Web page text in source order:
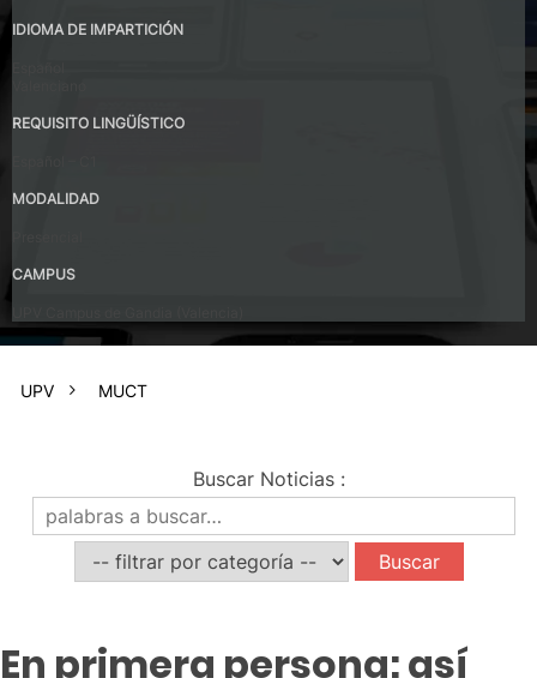
IDIOMA DE IMPARTICIÓN
REQUISITO LINGÜÍSTICO
MODALIDAD
CAMPUS
UPV MUCT
Buscar Noticias:
En primera persona: así